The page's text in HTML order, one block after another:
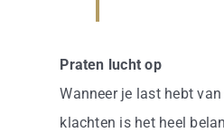
Praten lucht op
Wanneer je last hebt
klachten is het heel